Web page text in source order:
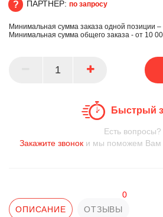
БЦ
ПАРТНЕР
ПАРТНЕР: по запросу
Минимальная сумма заказа одной позиции –
Минимальная сумма общего заказа - от 10
Быстрый
Есть вопросы?
Закажите звоноки мы поможем Вам
ОПИСАНИЕ ОТЗЫВЫ
0